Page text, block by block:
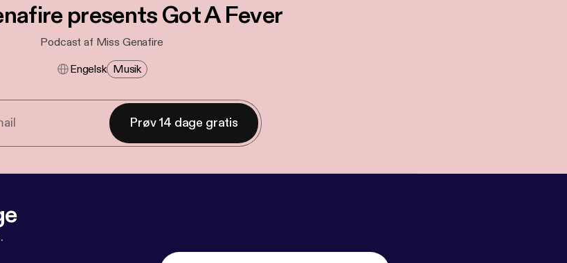
presents Got A Fever
Podcast af Miss Genafire
Engelsk Musik
Prøv 14 dage gratis